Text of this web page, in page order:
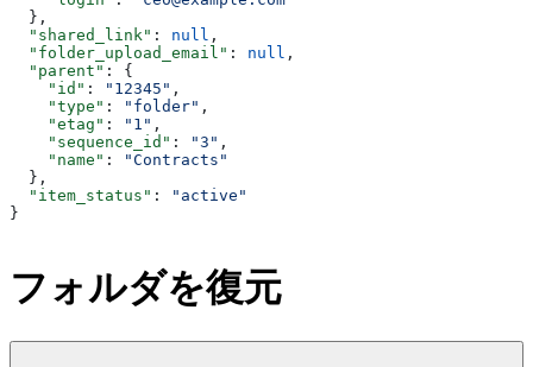
  },
  "shared_link"
: null ,
  "folder_upload_email"
: null ,
  "parent"
: {
    "id"
: "12345" ,
    "type"
: "folder" ,
    "etag"
: "1" ,
    "sequence_id"
: "3" ,
    "name"
:
"Contracts"
  },
  "item_status"
:
"active"
}
フォルダを復元